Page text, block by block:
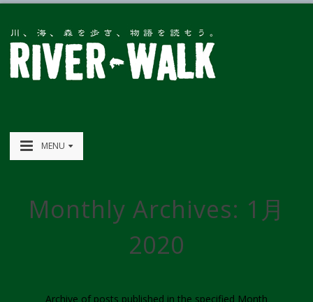
MENU
Monthly Archives: 1月
2020
Archive of posts published in the specified Month